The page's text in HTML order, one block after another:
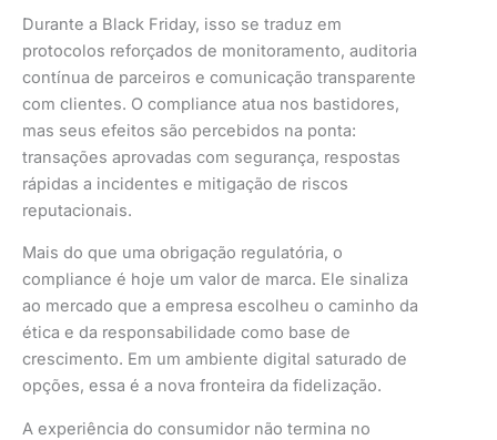
Durante a Black Friday, isso se traduz em
protocolos reforçados de monitoramento, auditoria
contínua de parceiros e comunicação transparente
com clientes. O compliance atua nos bastidores,
mas seus efeitos são percebidos na ponta:
transações aprovadas com segurança, respostas
rápidas a incidentes e mitigação de riscos
reputacionais.
Mais do que uma obrigação regulatória, o
compliance é hoje um valor de marca. Ele sinaliza
ao mercado que a empresa escolheu o caminho da
ética e da responsabilidade como base de
crescimento. Em um ambiente digital saturado de
opções, essa é a nova fronteira da fidelização.
A experiência do consumidor não termina no